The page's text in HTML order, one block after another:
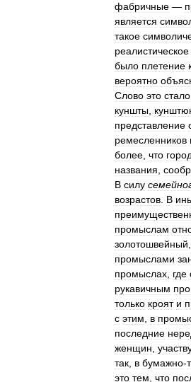
фабричные —
является
такое
реалистическое
было плетение
вероятно
Слово это стало
куншты
представление
ремесленников
более что
названия
В силу
возрастов В
промыслам
золотошвейный
промыслами
промыслах где
рукавичным
только кроят и
с этим в
последние
женщин
так в бумажно-
это тем что